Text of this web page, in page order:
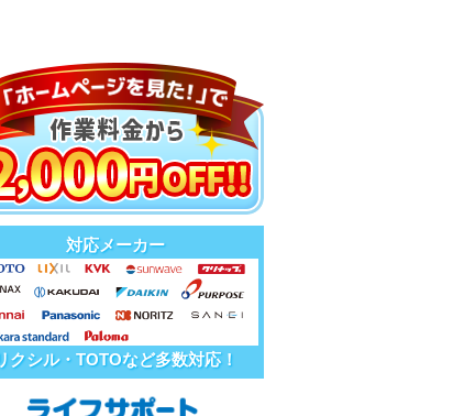
対応メーカー
クシル・TOTOなど多数対応！